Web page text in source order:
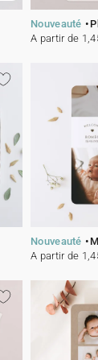
Nouveauté
A partir de
Nouveauté
A partir de